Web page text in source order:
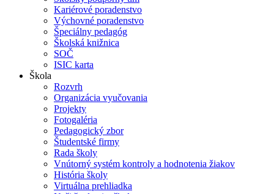
Kariérové poradenstvo
Výchovné poradenstvo
Špeciálny pedagóg
Školská knižnica
SOČ
ISIC karta
Škola
Rozvrh
Organizácia vyučovania
Projekty
Fotogaléria
Pedagogický zbor
Študentské firmy
Rada školy
Vnútorný systém kontroly a hodnotenia žiakov
História školy
Virtuálna prehliadka